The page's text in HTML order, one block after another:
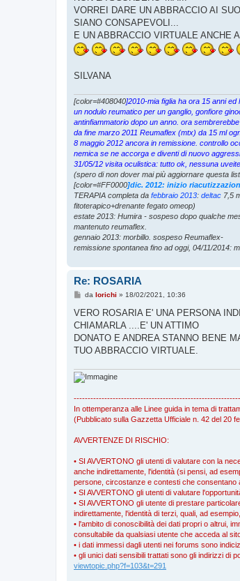
g
i
o
VORREI DARE UN ABBRACCIO AI
SIANO CONSAPEVOLI...
E UN ABBRACCIO VIRTUALE ANCHE
SILVANA
[color=#408040]2010-mia figlia ha ora 15 anni
un nodulo reumatico per un ganglio, gonfiore
antinfiammatorio dopo un anno. ora
da fine marzo 2011 Reumaflex (mtx) da 15 ml
8 maggio 2012 ancora in remissione. controllo
nemica se ne accorga e diventi di nuovo
31/05/12 visita oculistica: tutto ok, nessuna
(spero di non dover mai più aggiornare questa
[color=#FF0000]dic. 2012: inizio
TERAPIA completa da febbraio 2013: deltac 7,5
fitoterapico+drenante fegato omeop)
estate 2013: Humira - sospeso dopo qualche
mantenuto reumaflex.
gennaio 2013: morbillo. sospeso Reumaflex-
remissione spontanea fino ad oggi, 04/11/2014:
Re: ROSARIA
M
s
a
g
i
da lorichi » 18/02/2021, 10:36
VERO ROSARIA E' UNA PERSONA
CHIAMARLA ....E' UN ATTIMO
DONATO E ANDREA STANNO BENE
TUO ABBRACCIO VIRTUALE.
In ottemperanza alle Linee guida in tema di
(Pubblicato sulla Gazzetta Ufficiale n. 42 del 20
AVVERTENZE DI RISCHIO:
• SI AVVERTONO gli utenti di valutare con la
anche indirettamente, l'identità (si pensi, ad
persone, circostanze e contesti che consentano
• SI AVVERTONO gli utenti di valutare
• SI AVVERTONO gli utente di prestare
indirettamente, l'identità di terzi, quali, ad
• l'ambito di conoscibilità dei dati propri o altrui,
consultabile da qualsiasi utente che acceda al
• i dati immessi dagli utenti nei forums sono
• gli unici dati sensibili trattati sono gli indirizzi di
viewtopic.php?f=103&t=291